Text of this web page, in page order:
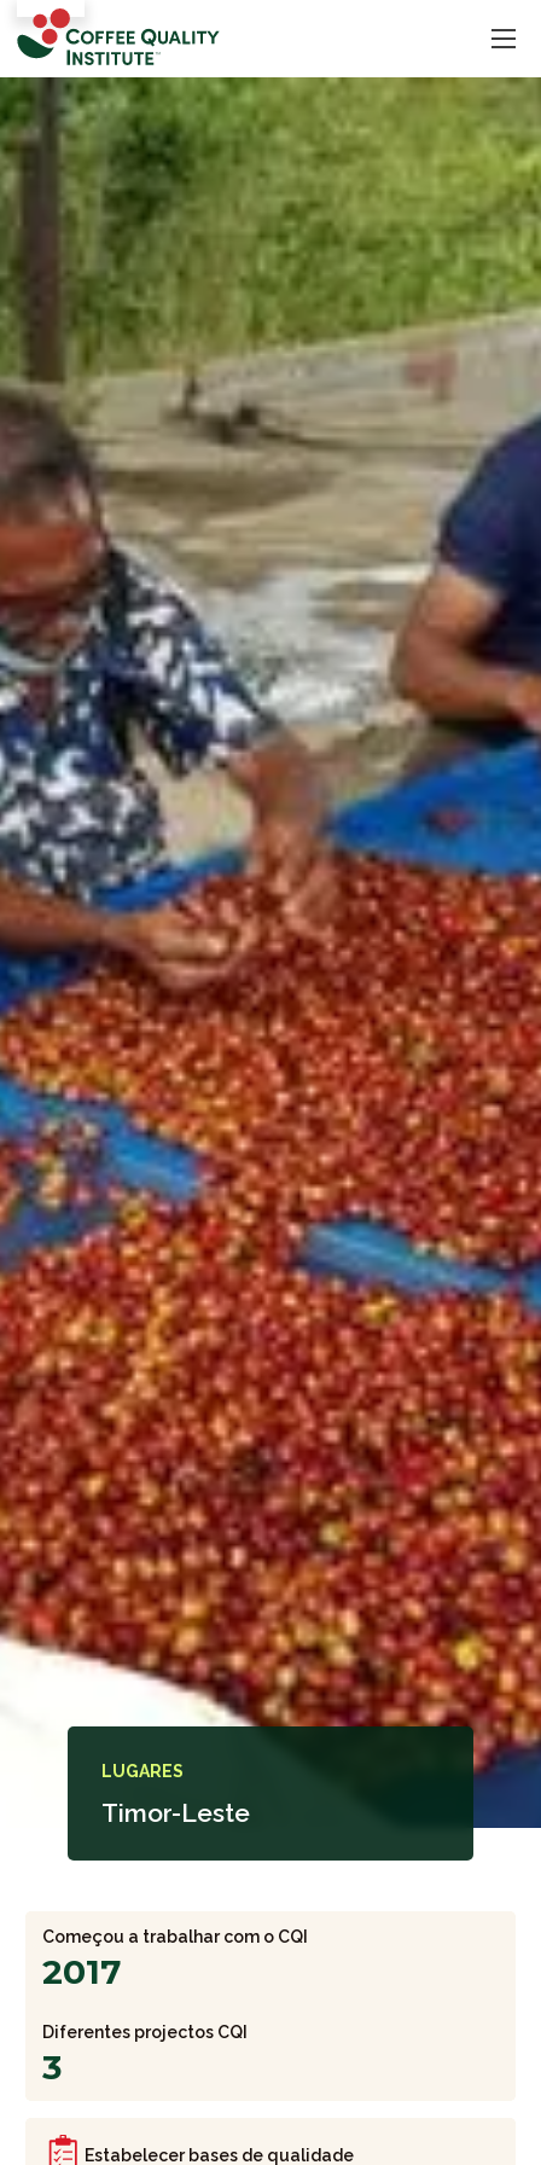
LUGARES
Timor-Leste
Começou a trabalhar com o CQI
2017
Diferentes projectos CQI
3
Estabelecer bases de qualidade